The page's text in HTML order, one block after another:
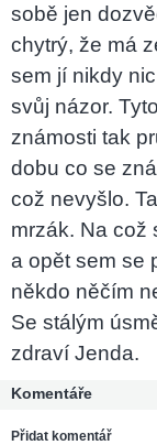
sobě jen
chytrý, že má
sem jí nikdy
svůj názor.
známosti tak
dobu co se
což nevyšlo.
mrzák. Na což
a opět sem se
někdo něčím
Se stálým
zdraví Jenda.
Komentáře
Přidat komentář